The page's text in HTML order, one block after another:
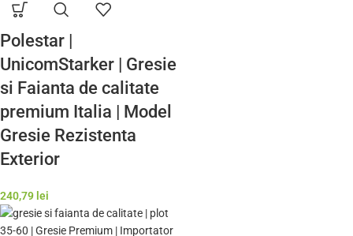
Polestar |
UnicomStarker | Gresie
si Faianta de calitate
premium Italia | Model
Gresie Rezistenta
Exterior
240,79 lei